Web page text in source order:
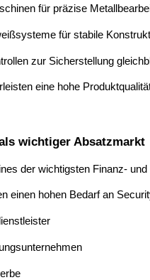
für präzise
für stabile
zur Sicherstellung
eine hohe
wichtiger Absatzmarkt
der wichtigsten Finanz-
einen hohen Bedarf an